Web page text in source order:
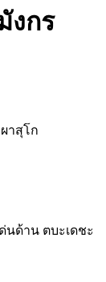
งกร
าสุโก
นด้าน ตบะเดชะ